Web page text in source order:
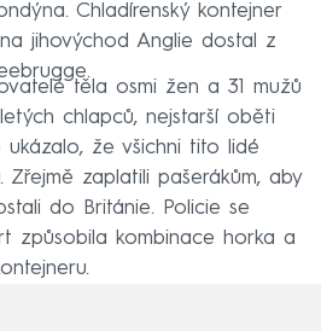
Chladírenský kontejner
jihovýchod Anglie dostal z
těla osmi žen a 31 mužů
chlapců, nejstarší oběti
ukázalo, že všichni tito lidé
zaplatili pašerákům, aby
do Británie. Policie se
způsobila kombinace horka a